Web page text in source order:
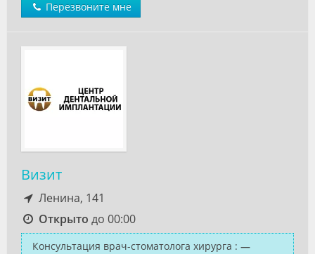
Перезвоните мне
Визит
Ленина, 141
Открыто до 00:00
Консультация врач-стоматолога хирурга : —